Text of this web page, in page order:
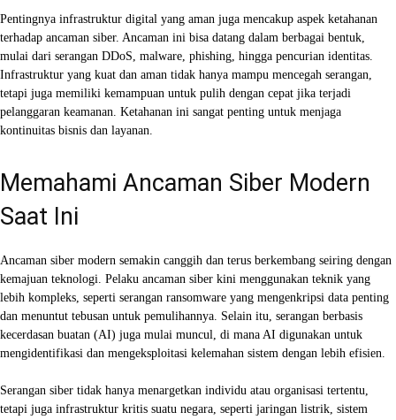
Pentingnya infrastruktur digital yang aman juga mencakup aspek ketahanan
terhadap ancaman siber. Ancaman ini bisa datang dalam berbagai bentuk,
mulai dari serangan DDoS, malware, phishing, hingga pencurian identitas.
Infrastruktur yang kuat dan aman tidak hanya mampu mencegah serangan,
tetapi juga memiliki kemampuan untuk pulih dengan cepat jika terjadi
pelanggaran keamanan. Ketahanan ini sangat penting untuk menjaga
kontinuitas bisnis dan layanan.
Memahami Ancaman Siber Modern
Saat Ini
Ancaman siber modern semakin canggih dan terus berkembang seiring dengan
kemajuan teknologi. Pelaku ancaman siber kini menggunakan teknik yang
lebih kompleks, seperti serangan ransomware yang mengenkripsi data penting
dan menuntut tebusan untuk pemulihannya. Selain itu, serangan berbasis
kecerdasan buatan (AI) juga mulai muncul, di mana AI digunakan untuk
mengidentifikasi dan mengeksploitasi kelemahan sistem dengan lebih efisien.
Serangan siber tidak hanya menargetkan individu atau organisasi tertentu,
tetapi juga infrastruktur kritis suatu negara, seperti jaringan listrik, sistem